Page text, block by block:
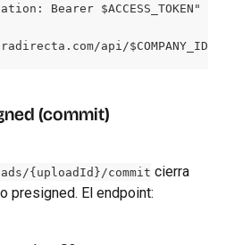
Bearer $ACCESS_TOKEN" \
api/$COMPANY_ID/
(commit)
{uploadId}/commit cierra
presigned. El endpoint: